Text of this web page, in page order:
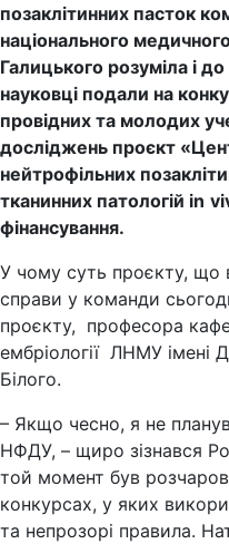
позаклітинних пасток
національного
Галицького розуміла і
науковці подали на
провідних та молодих
досліджень проєкт
нейтрофільних
тканинних патологій in
фінансування.
У чому суть проєкту, що
справи у команди
проєкту, професора
ембріології ЛНМУ імені
Білого.
– Якщо чесно, я не
НФДУ, – щиро зізнався
той момент був
конкурсах, у яких
та непрозорі правила.